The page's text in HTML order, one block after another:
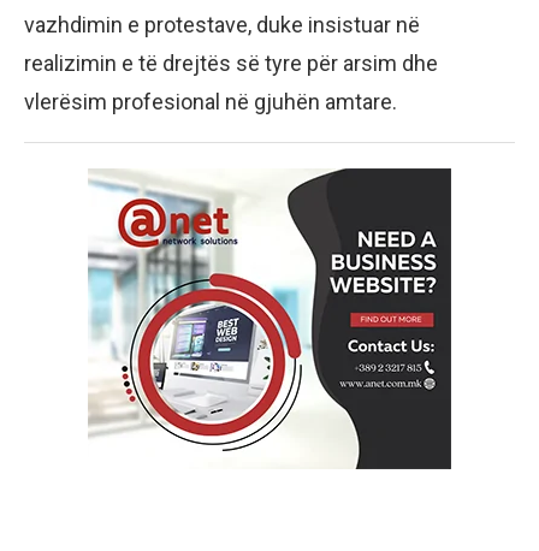
vazhdimin e protestave, duke insistuar në
realizimin e të drejtës së tyre për arsim dhe
vlerësim profesional në gjuhën amtare.